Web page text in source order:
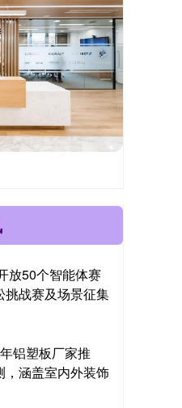
放50个智能体赛
挑战赛及场景征集
铝塑板厂家推
，涵盖室内外装饰